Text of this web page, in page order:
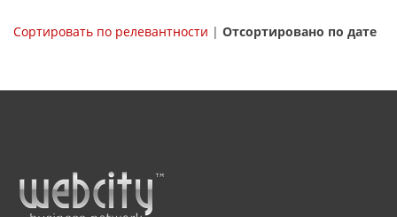
Сортировать по релевантности | Отсортировано по дате